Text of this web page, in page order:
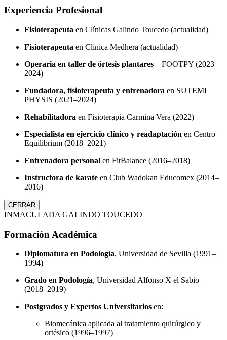
Experiencia Profesional
Fisioterapeuta en Clínicas Galindo Toucedo (actualidad)
Fisioterapeuta en Clínica Medhera (actualidad)
Operaria en taller de órtesis plantares – FOOTPY (2023–
2024)
Fundadora, fisioterapeuta y entrenadora en SUTEMI
PHYSIS (2021–2024)
Rehabilitadora en Fisioterapia Carmina Vera (2022)
Especialista en ejercicio clínico y readaptación en Centro
Equilibrium (2018–2021)
Entrenadora personal en FitBalance (2016–2018)
Instructora de karate en Club Wadokan Educomex (2014–
2016)
CERRAR
INMACULADA GALINDO TOUCEDO
Formación Académica
Diplomatura en Podología, Universidad de Sevilla (1991–
1994)
Grado en Podología, Universidad Alfonso X el Sabio
(2018–2019)
Postgrados y Expertos Universitarios en:
Biomecánica aplicada al tratamiento quirúrgico y
ortésico (1996–1997)